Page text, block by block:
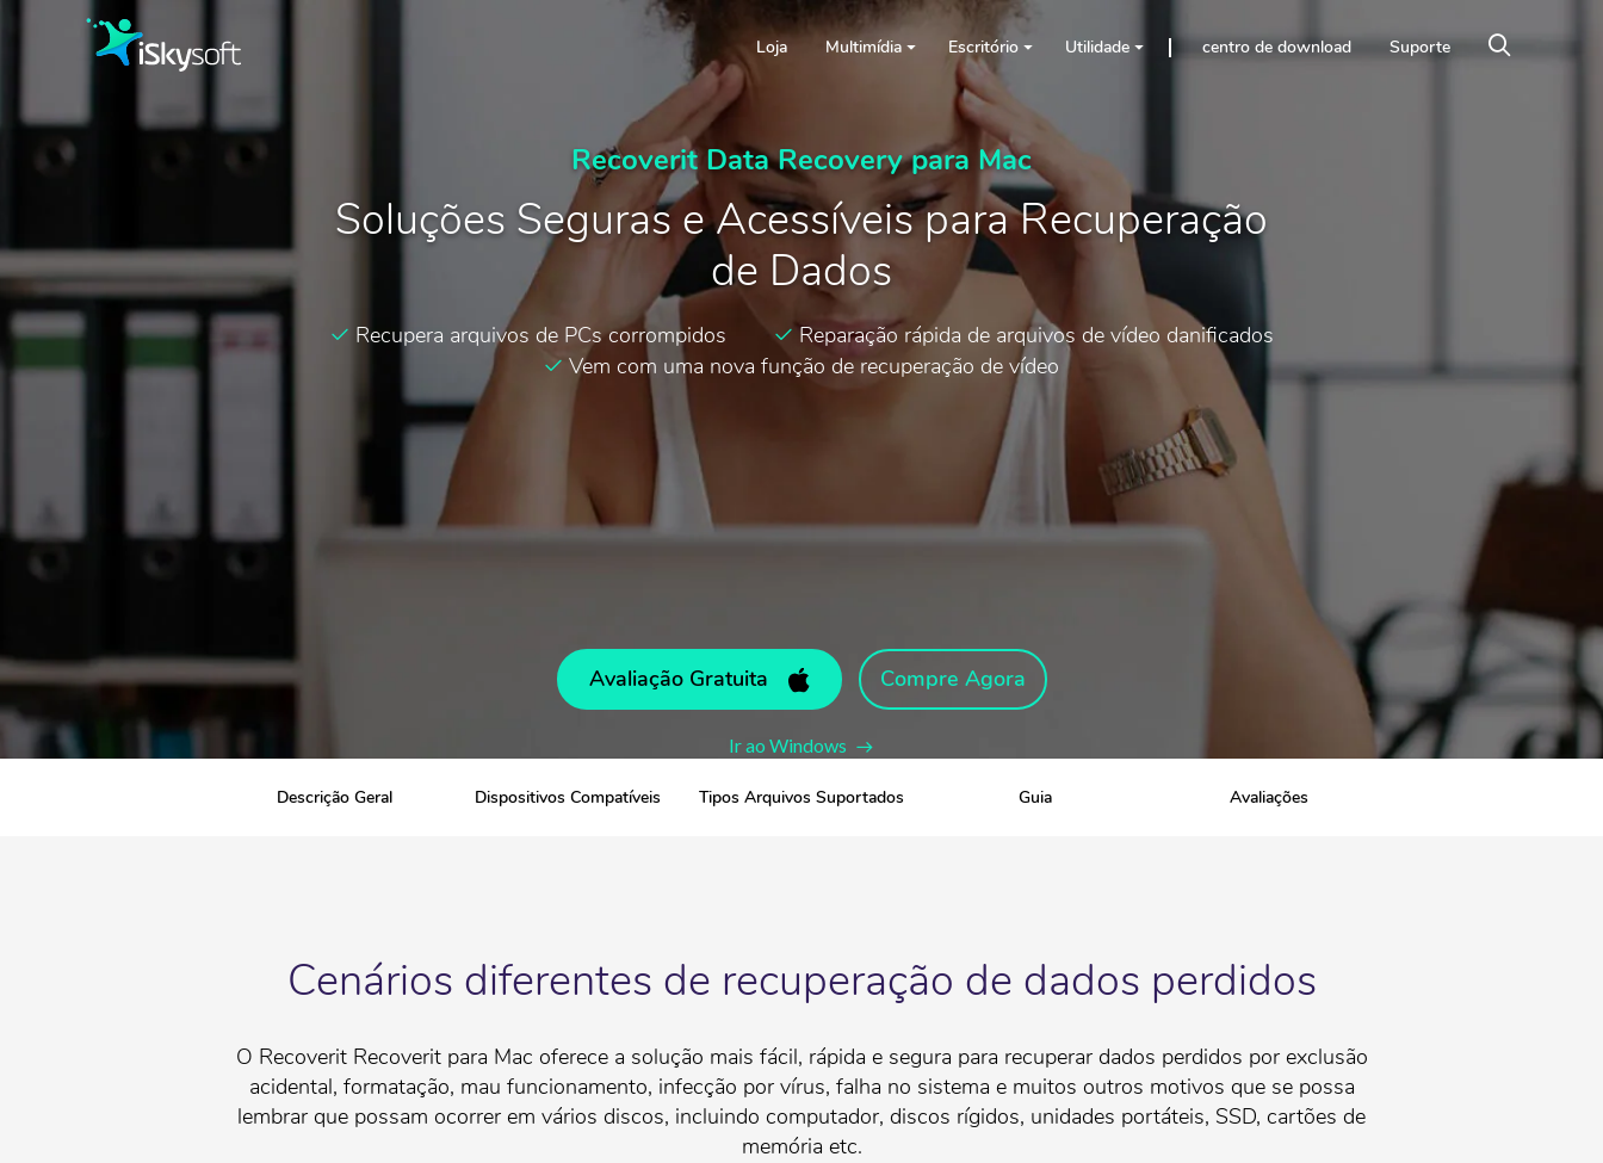
Loja Multimídia Escritório Utilidade centro de download Suporte
Recoverit Data Recovery para Mac
Soluções Seguras e Acessíveis para Recuperação
de Dados
Recupera arquivos de PCs corrompidos
Reparação rápida de arquivos de vídeo danificados
Vem com uma nova função de recuperação de vídeo
Avaliação Gratuita Compre Agora
Ir ao Windows
Descrição Geral Dispositivos Compatíveis Tipos Arquivos Suportados Guia Avaliações
Cenários diferentes de recuperação de dados perdidos
O Recoverit Recoverit para Mac oferece a solução mais fácil, rápida e segura para recuperar dados perdidos por exclusão
acidental, formatação, mau funcionamento, infecção por vírus, falha no sistema e muitos outros motivos que se possa
lembrar que possam ocorrer em vários discos, incluindo computador, discos rígidos, unidades portáteis, SSD, cartões de
memória etc.